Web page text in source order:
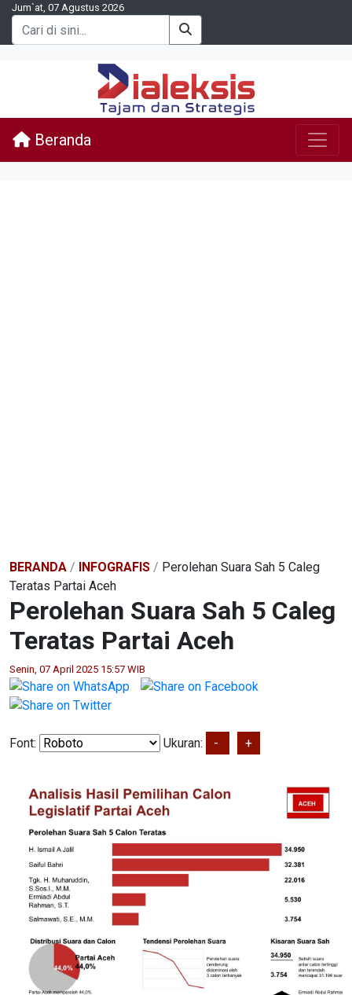
Jum`at, 07 Agustus 2026
Beranda
BERANDA / INFOGRAFIS / Perolehan Suara Sah 5 Caleg
Teratas Partai Aceh
Perolehan Suara Sah 5 Caleg
Teratas Partai Aceh
Senin, 07 April 2025 15:57 WIB
Font: Ukuran: - +